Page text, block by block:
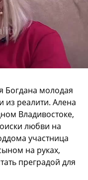
молодая
из реалити. Алена
Владивостоке,
любви на
участница
на руках,
преградой для